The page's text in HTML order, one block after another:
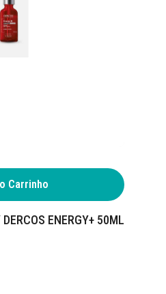
Carrinho
ENERGY+ 50ML